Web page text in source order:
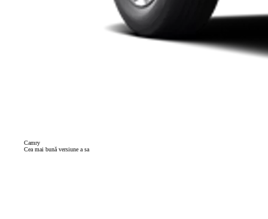
Camry
Cea mai bună versiune a sa